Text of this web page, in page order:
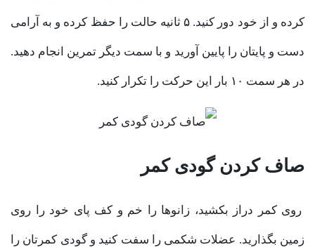
کرده و از خود دور کنید. ۵ ثانیه حالت را حفظ کرده و به آرامی
دست و پایتان را پایین آورید و با سمت دیگر تمرین انجام دهید.
در هر سمت ۱۰ بار این حرکت را تکرار کنید.
صاف کردن گودی کمر
روی کمر دراز بکشید، زانوها را خم و کف پای خود را روی
زمین بگذارید. عضلات شکمی را سفت کنید و گودی کمرتان را